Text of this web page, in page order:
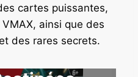
cartes puissantes,
ainsi que des
des rares secrets.